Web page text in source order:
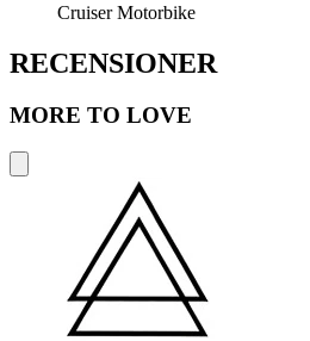
Cruiser Motorbike
RECENSIONER
MORE TO LOVE